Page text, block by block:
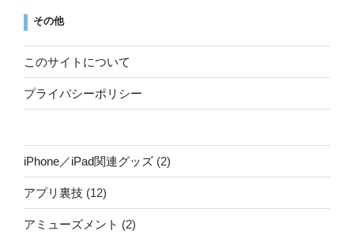
その他
このサイトについて
プライバシーポリシー
iPhone／iPad関連グッズ (2)
アプリ裏技 (12)
アミューズメント (2)